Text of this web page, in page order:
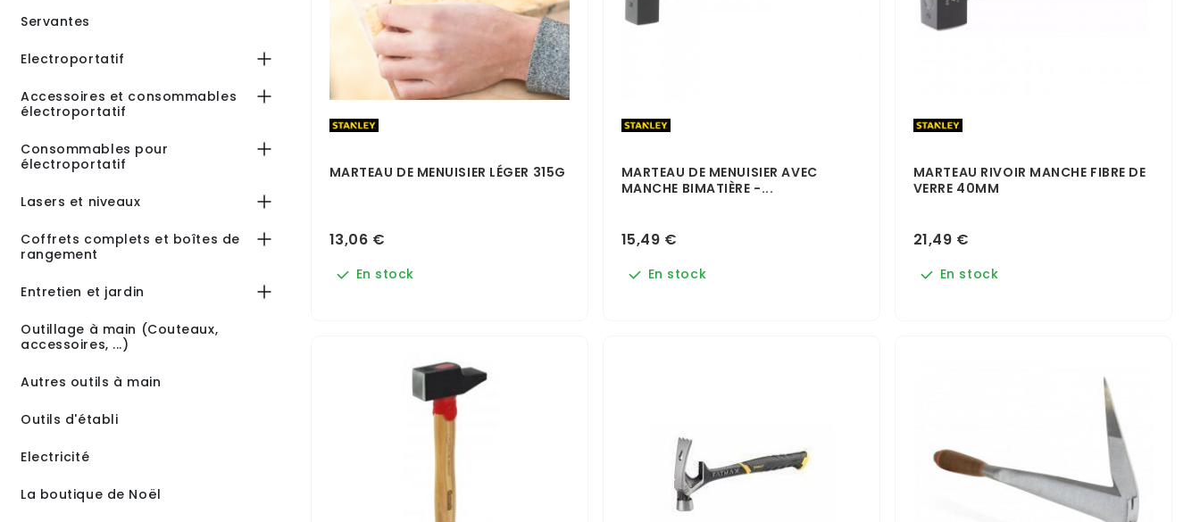
Servantes
Electroportatif
Accessoires et consommables
électroportatif
Consommables pour
électroportatif
Lasers et niveaux
Coffrets complets et boîtes de
rangement
Entretien et jardin
Outillage à main (Couteaux,
accessoires, ...)
Autres outils à main
Outils d'établi
Electricité
La boutique de Noël
MARTEAU DE MENUISIER LÉGER 315G
13,06 €
En stock
MARTEAU DE MENUISIER AVEC
MANCHE BIMATIÈRE -...
15,49 €
En stock
MARTEAU RIVOIR MANCHE FIBRE DE
VERRE 40MM
21,49 €
En stock